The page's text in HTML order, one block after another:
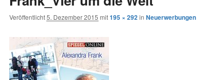
Veröffentlicht5. Dezember 2015 mit195 × 292in Neuerwerbungen